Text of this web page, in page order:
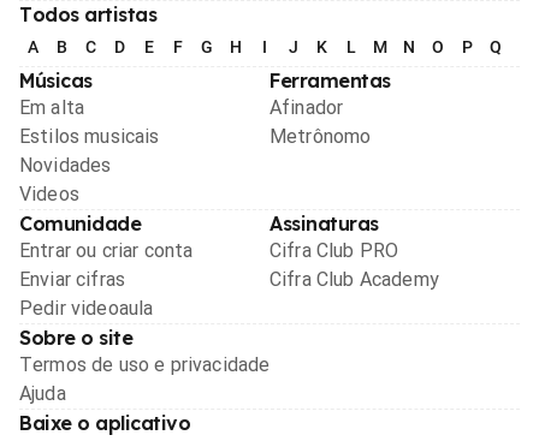
Todos artistas
A B C D E F G H I J K L M N O P Q
Músicas
Em alta
Estilos musicais
Novidades
Videos
Ferramentas
Afinador
Metrônomo
Comunidade
Entrar ou criar conta
Enviar cifras
Pedir videoaula
Assinaturas
Cifra Club PRO
Cifra Club Academy
Sobre o site
Termos de uso e privacidade
Ajuda
Baixe o aplicativo